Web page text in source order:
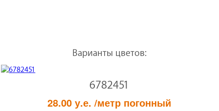
Варианты цветов:
6782451
28.00у.е. /метр погонный